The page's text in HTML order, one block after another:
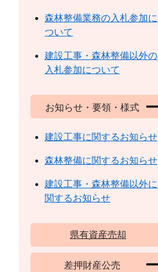
森林整備業務の入札参加に
ついて
建設工事・森林整備以外の
入札参加について
お知らせ・要領・様式
建設工事に関するお知らせ
森林整備に関するお知らせ
建設工事・森林整備以外に
関するお知らせ
県有資産売却
差押財産公売